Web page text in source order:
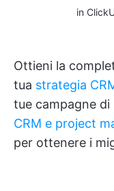
in
Ottieni la
tua strategia
tue campagne
CRM e project
per ottenere i